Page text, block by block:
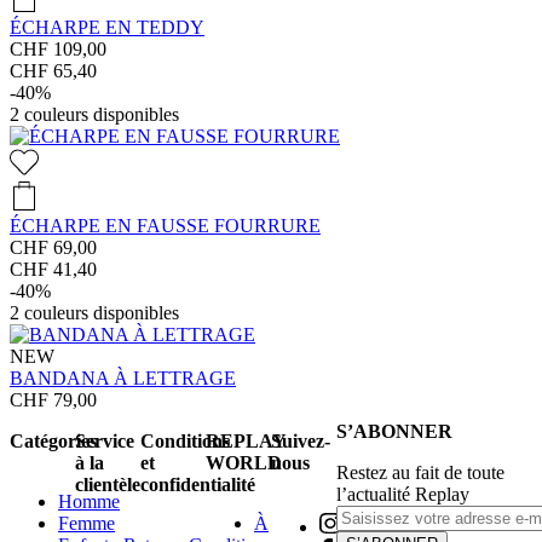
ÉCHARPE EN TEDDY
CHF 109,00
CHF 65,40
-40%
2 couleurs disponibles
ÉCHARPE EN FAUSSE FOURRURE
CHF 69,00
CHF 41,40
-40%
2 couleurs disponibles
NEW
BANDANA À LETTRAGE
CHF 79,00
Catégories
Homme
Femme
Service
à la
clientèle
Conditions
et
confidentialité
REPLAY
WORLD
À
Suivez-
nous
S’ABONNER
Restez au fait de toute
l’actualité Replay